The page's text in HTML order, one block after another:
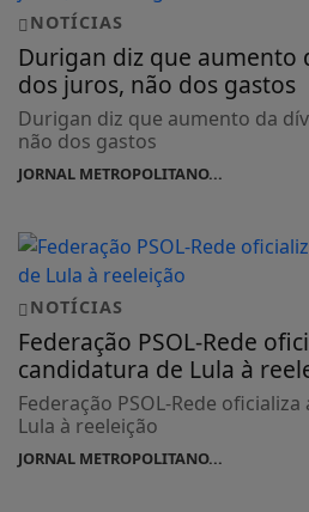
NOTÍCIAS
Durigan diz que aumento
dos juros, não dos gastos
Durigan diz que aumento da
não dos gastos
JORNAL METROPOLITANO...
NOTÍCIAS
Federação PSOL-Rede
candidatura de Lula à
Federação PSOL-Rede
Lula à reeleição
JORNAL METROPOLITANO...